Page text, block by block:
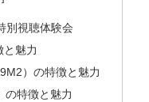
別視聴体験会
と魅力
）の特徴と魅力
の特徴と魅力